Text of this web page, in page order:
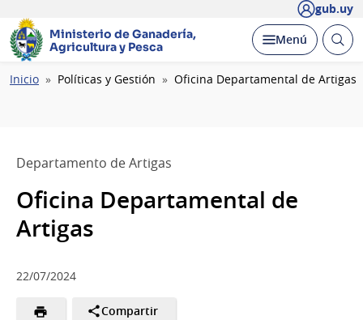
gub.uy
Ministerio de Ganadería,
Agricultura y Pesca
Desplegar
Menú Abrir
Ruta
Inicio Políticas y Gestión Oficina Departamental de Artigas
Departamento de Artigas
Oficina Departamental de
Artigas
22/07/2024
Compartir